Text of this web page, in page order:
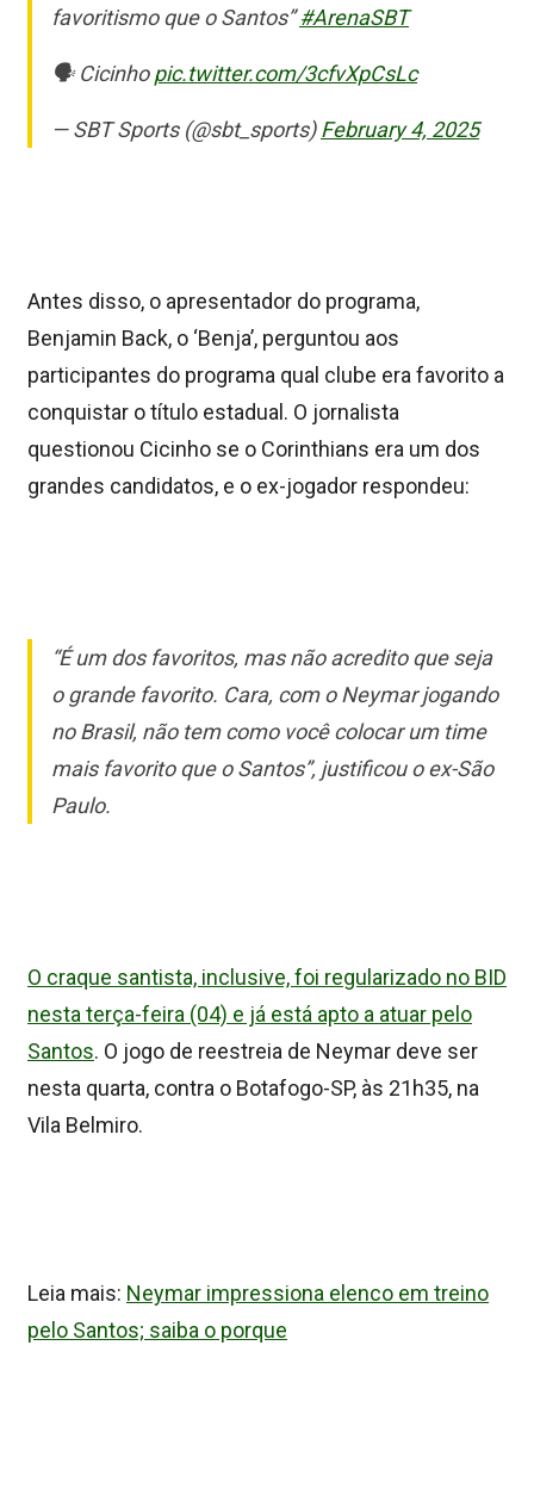
favoritismo que o Santos”#ArenaSBT
🗣️ Cicinhopic.twitter.com/3cfvXpCsLc
— SBT Sports (@sbt_sports)February 4, 2025
Antes disso, o apresentador do programa,
Benjamin Back, o ‘Benja’, perguntou aos
participantes do programa qual clube era favorito a
conquistar o título estadual. O jornalista
questionou Cicinho se o Corinthians era um dos
grandes candidatos, e o ex-jogador respondeu:
“É um dos favoritos, mas não acredito que seja
o grande favorito. Cara, com o Neymar jogando
no Brasil, não tem como você colocar um time
mais favorito que o Santos”, justificou o ex-São
Paulo.
O craque santista, inclusive, foi regularizado no BID
nesta terça-feira (04) e já está apto a atuar pelo
Santos. O jogo de reestreia de Neymar deve ser
nesta quarta, contra o Botafogo-SP, às 21h35, na
Vila Belmiro.
Leia mais: Neymar impressiona elenco em treino
pelo Santos; saiba o porque